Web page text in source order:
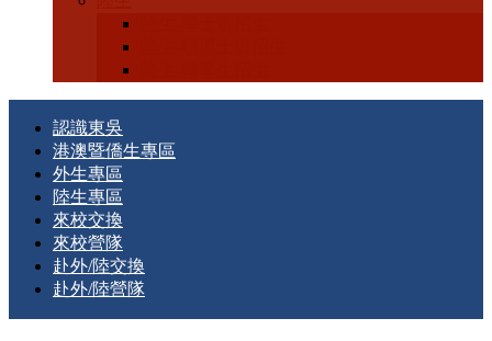
認識東吳
港澳暨僑生專區
外生專區
陸生專區
來校交換
來校營隊
赴外/陸交換
赴外/陸營隊